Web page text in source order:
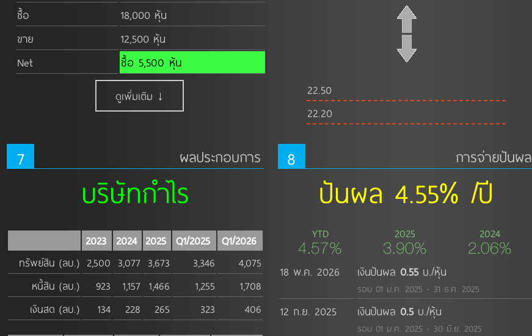
ซื้อ
18,000 หุ้น
ขาย
12,500 หุ้น
Net
ซื้อ 5,500 หุ้น
ดูเพิ่มเติม ↓
22.50
22.20
7 ผลประกอบการ
บริษัทกำไร
2023 2024 2025 Q1/2025
Q1/2026
ทรัพย์สิน (ลบ.) 2,500 3,077 3,673 3,346
4,075
หนี้สิน (ลบ.)
923 1,157 1,466 1,255
1,708
เงินสด (ลบ.)
134 228 265 323 406
8 การจ่ายปันผล
ปันผล 4.55% /ปี
YTD
4.57%
2025
3.90%
2024
2.06%
18 พ.ค. 2026 เงินปันผล 0.55บ./หุ้น
รอบ 01 ม.ค. 2025 - 31 ธ.ค. 2025
12 ก.ย. 2025 เงินปันผล 0.5บ./หุ้น
รอบ 01 ม.ค. 2025 - 30 มิ.ย. 2025